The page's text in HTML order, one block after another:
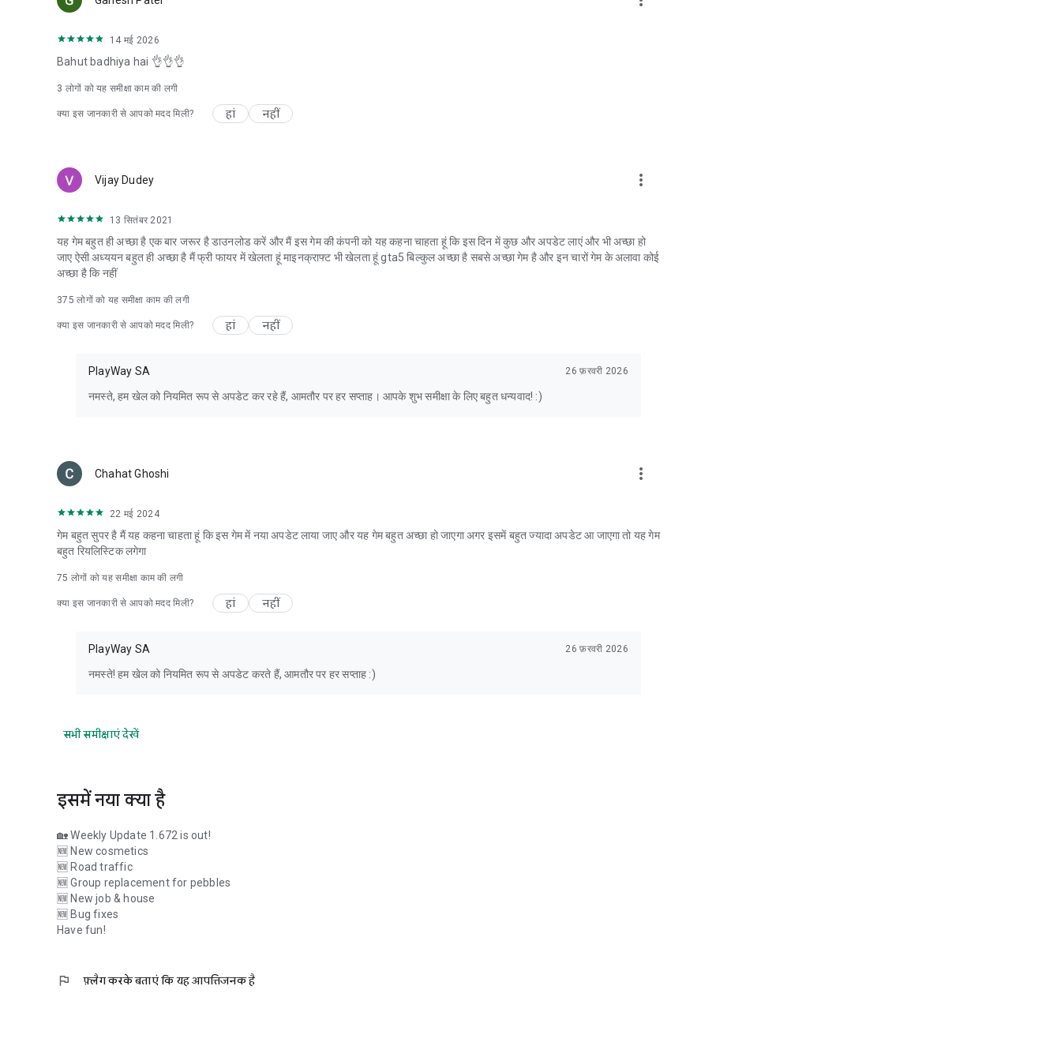
14 मई 2026
Bahut badhiya hai 👌👌👌
3 लोगों को यह समीक्षा काम की लगी
क्या इस जानकारी से आपको मदद मिली? हां नहीं
Vijay Dudey more_vert
13 सितंबर 2021
यह गेम बहुत ही अच्छा है एक बार जरूर है डाउनलोड करें और मैं इस गेम की कंपनी को यह कहना चाहता हूं कि इस दिन में कुछ और अपडेट लाएं और भी अच्छा हो
जाए ऐसी अध्ययन बहुत ही अच्छा है मैं फ्री फायर में खेलता हूं माइनक्राफ्ट भी खेलता हूं gta5 बिल्कुल अच्छा है सबसे अच्छा गेम है और इन चारों गेम के अलावा कोई
अच्छा है कि नहीं
375 लोगों को यह समीक्षा काम की लगी
क्या इस जानकारी से आपको मदद मिली? हां नहीं
PlayWay SA 26 फ़रवरी 2026
नमस्ते, हम खेल को नियमित रूप से अपडेट कर रहे हैं, आमतौर पर हर सप्ताह। आपके शुभ समीक्षा के लिए बहुत धन्यवाद! :)
Chahat Ghoshi more_vert
22 मई 2024
गेम बहुत सुपर है मैं यह कहना चाहता हूं कि इस गेम में नया अपडेट लाया जाए और यह गेम बहुत अच्छा हो जाएगा अगर इसमें बहुत ज्यादा अपडेट आ जाएगा तो यह गेम
बहुत रियलिस्टिक लगेगा
75 लोगों को यह समीक्षा काम की लगी
क्या इस जानकारी से आपको मदद मिली? हां नहीं
PlayWay SA 26 फ़रवरी 2026
नमस्ते! हम खेल को नियमित रूप से अपडेट करते हैं, आमतौर पर हर सप्ताह :)
सभी समीक्षाएं देखें
इसमें नया क्या है
🏡 Weekly Update 1.672 is out!
🆕 New cosmetics
🆕 Road traffic
🆕 Group replacement for pebbles
🆕 New job & house
🆕 Bug fixes
Have fun!
flag फ़्लैग करके बताएं कि यह आपत्तिजनक है